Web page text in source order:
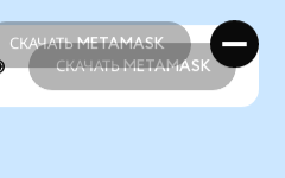
СКАЧАТЬ METAMASK
СКАЧАТЬ METAMASK
СКАЧАТЬ METAMASK